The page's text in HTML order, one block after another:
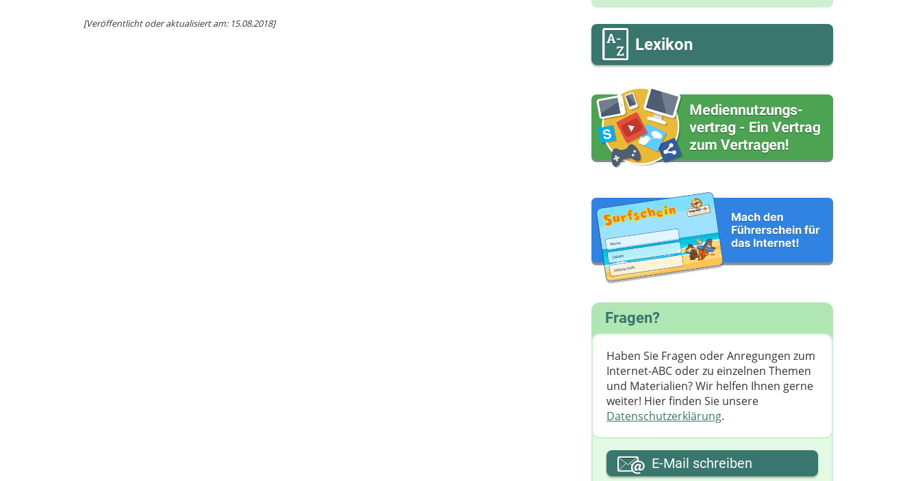
[Veröffentlicht oder aktualisiert am: 15.08.2018]
Lexikon
Fragen?
Haben Sie Fragen oder Anregungen zum
Internet-ABC oder zu einzelnen Themen
und Materialien? Wir helfen Ihnen gerne
weiter! ​Hier finden Sie unsere
Datenschutzerklärung.
Ihre E-Mail-Adresse
E-Mail schreiben